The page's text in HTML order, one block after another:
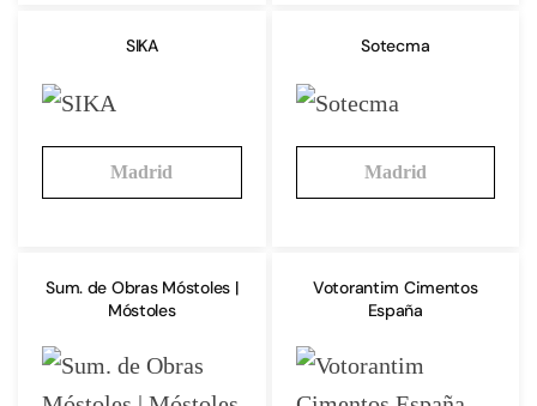
SIKA
Madrid
Sotecma
Madrid
Sum. de Obras Móstoles |
Móstoles
Votorantim Cimentos
España